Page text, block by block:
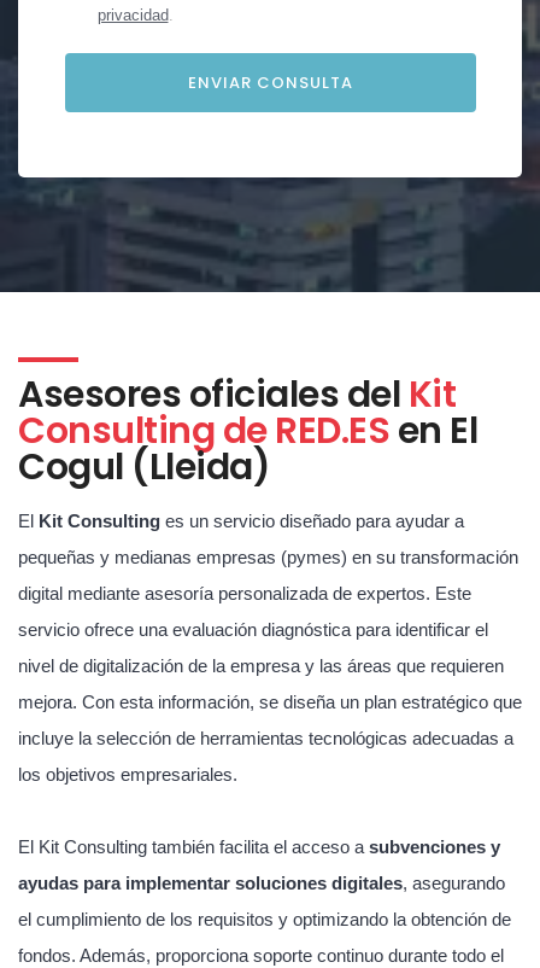
privacidad.
Asesores oficiales del Kit
Consulting de RED.ESen El
Cogul (Lleida)
El Kit Consulting es un servicio diseñado para ayudar a
pequeñas y medianas empresas (pymes) en su transformación
digital mediante asesoría personalizada de expertos. Este
servicio ofrece una evaluación diagnóstica para identificar el
nivel de digitalización de la empresa y las áreas que requieren
mejora. Con esta información, se diseña un plan estratégico que
incluye la selección de herramientas tecnológicas adecuadas a
los objetivos empresariales.
El Kit Consulting también facilita el acceso a subvenciones y
ayudas para implementar soluciones digitales, asegurando
el cumplimiento de los requisitos y optimizando la obtención de
fondos. Además, proporciona soporte continuo durante todo el